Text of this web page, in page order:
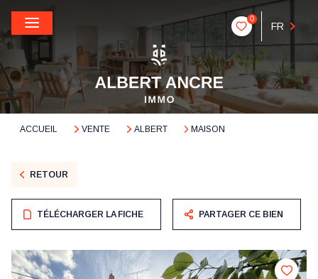
0
FR
ACCUEIL VENTE ALBERT MAISON
RETOUR
TÉLÉCHARGER LA FICHE PARTAGER CE BIEN